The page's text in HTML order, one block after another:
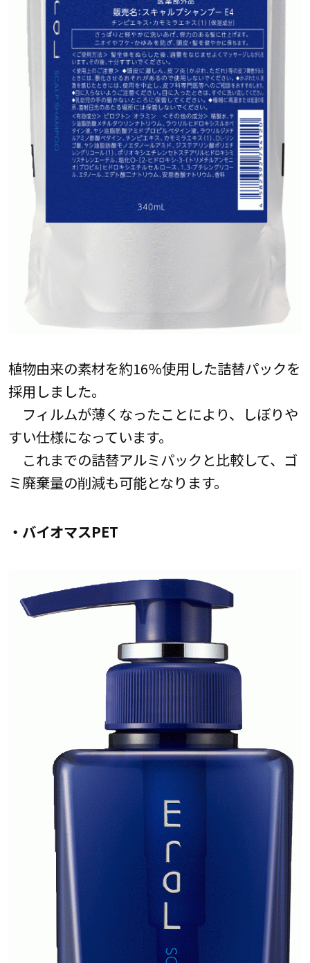
植物由来の素材を約16％使用した詰替パックを
採用しました。
フィルムが薄くなったことにより、しぼりや
すい仕様になっています。
これまでの詰替アルミパックと比較して、ゴ
ミ廃棄量の削減も可能となります。
・バイオマスPET